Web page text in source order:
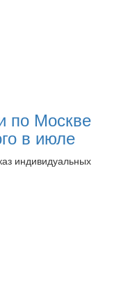
по Москве
в июле
индивидуальных